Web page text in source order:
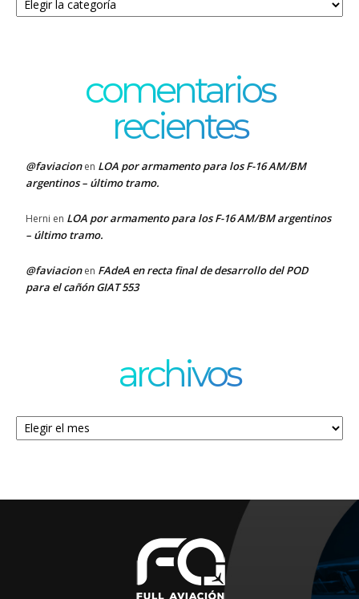
comentarios
recientes
@faviacionen LOA por armamento para los F-16 AM/BM
argentinos – último tramo.
Herni en LOA por armamento para los F-16 AM/BM argentinos
– último tramo.
@faviacionen FAdeA en recta final de desarrollo del POD
para el cañón GIAT 553
archivos
Archivos